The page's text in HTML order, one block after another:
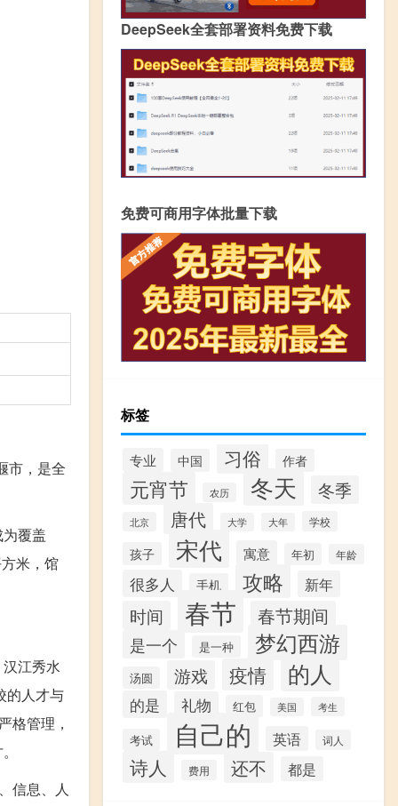
市，是全
覆盖
米，馆
江秀水
的人才与
格管理，
信息、人
DeepSeek全套部署资料免费下载
免费可商用字体批量下载
标签
专业 中国 习俗 作者
元宵节 农历 冬天 冬季
北京 唐代 大学 大年 学校
孩子 宋代 寓意 年初 年龄
很多人 手机 攻略 新年
时间 春节 春节期间
是一个 是一种 梦幻西游
汤圆 游戏 疫情 的人
的是 礼物 红包 美国 考生
考试 自己的 英语 词人
诗人 费用 还不 都是